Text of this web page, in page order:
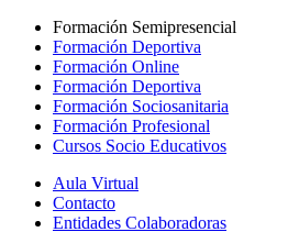
Formación Semipresencial
Formación Deportiva
Formación Online
Formación Deportiva
Formación Sociosanitaria
Formación Profesional
Cursos Socio Educativos
Aula Virtual
Contacto
Entidades Colaboradoras